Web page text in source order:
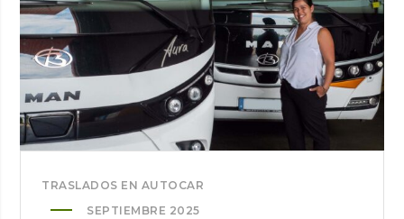
AEROPUERTO
DE
BARCELONA
SEA
MÁS
EFICIENTE
TRASLADOS EN AUTOCAR
SEPTIEMBRE 2025